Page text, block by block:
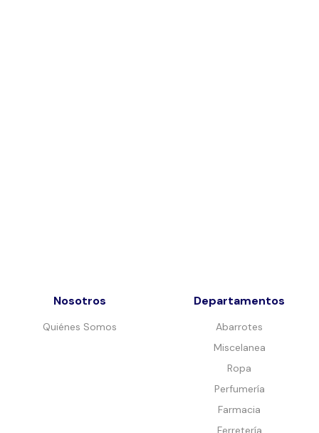
Nosotros
Quiénes Somos
Departamentos
Abarrotes
Miscelanea
Ropa
Perfumería
Farmacia